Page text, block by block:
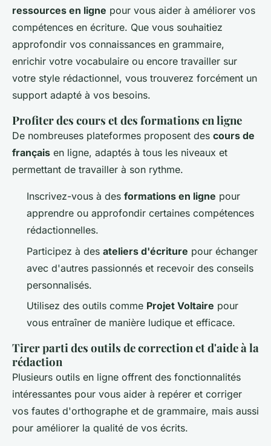
ressources en ligne pour vous aider à améliorer vos
compétences en écriture. Que vous souhaitiez
approfondir vos connaissances en grammaire,
enrichir votre vocabulaire ou encore travailler sur
votre style rédactionnel, vous trouverez forcément un
support adapté à vos besoins.
Profiter des cours et des formations en ligne
De nombreuses plateformes proposent des cours de
français en ligne, adaptés à tous les niveaux et
permettant de travailler à son rythme.
Inscrivez-vous à des formations en ligne pour
apprendre ou approfondir certaines compétences
rédactionnelles.
Participez à des ateliers d'écriture pour échanger
avec d'autres passionnés et recevoir des conseils
personnalisés.
Utilisez des outils comme Projet Voltaire pour
vous entraîner de manière ludique et efficace.
Tirer parti des outils de correction et d'aide à la
rédaction
Plusieurs outils en ligne offrent des fonctionnalités
intéressantes pour vous aider à repérer et corriger
vos fautes d'orthographe et de grammaire, mais aussi
pour améliorer la qualité de vos écrits.